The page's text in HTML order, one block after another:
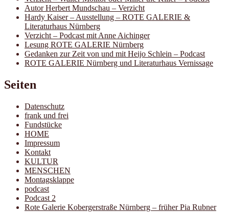
Autor Herbert Mundschau – Verzicht
Hardy Kaiser – Ausstellung – ROTE GALERIE &
Literaturhaus Nürnberg
Verzicht – Podcast mit Anne Aichinger
Lesung ROTE GALERIE Nürnberg
Gedanken zur Zeit von und mit Heijo Schlein – Podcast
ROTE GALERIE Nürnberg und Literaturhaus Vernissage
Seiten
Datenschutz
frank und frei
Fundstücke
HOME
Impressum
Kontakt
KULTUR
MENSCHEN
Montagsklappe
podcast
Podcast 2
Rote Galerie Kobergerstraße Nürnberg – früher Pia Rubner